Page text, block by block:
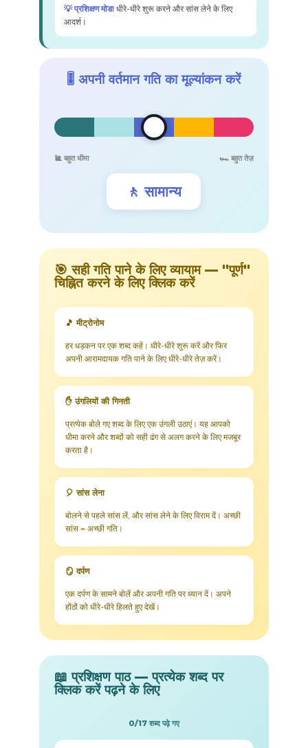
💡 प्रशिक्षण मोड!धीरे-धीरे शुरू करने और सांस लेने के लिए
आदर्श।
🎚️ अपनी वर्तमान गति का मूल्यांकन करें
🐌 बहुत धीमा 🏎️ बहुत तेज़
🚶 सामान्य
🎯 सही गति पाने के लिए व्यायाम — "पूर्ण"
चिह्नित करने के लिए क्लिक करें
🎵 मीट्रोनोम
हर धड़कन पर एक शब्द कहें। धीरे-धीरे शुरू करें और फिर
अपनी आरामदायक गति पाने के लिए धीरे-धीरे तेज़ करें।
✋ उंगलियों की गिनती
प्रत्येक बोले गए शब्द के लिए एक उंगली उठाएं। यह आपको
धीमा करने और शब्दों को सही ढंग से अलग करने के लिए मजबूर
करता है।
🎈 सांस लेना
बोलने से पहले सांस लें, और सांस लेने के लिए विराम दें। अच्छी
सांस = अच्छी गति।
🪞 दर्पण
एक दर्पण के सामने बोलें और अपनी गति पर ध्यान दें। अपने
होंठों को धीरे-धीरे हिलते हुए देखें।
📖 प्रशिक्षण पाठ — प्रत्येक शब्द पर
क्लिक करें पढ़ने के लिए
0/17 शब्द पढ़े गए